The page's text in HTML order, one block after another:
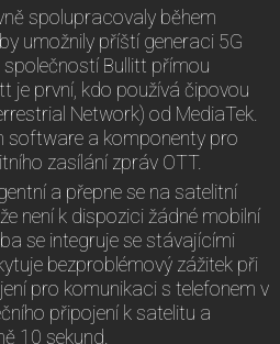
spolupracovaly během
umožnily příští generaci 5G
Bullitt přímou
je první, kdo používá čipovou
Network) od MediaTek.
software a komponenty pro
zasílání zpráv OTT.
a přepne se na satelitní
není k dispozici žádné mobilní
se integruje se stávajícími
bezproblémový zážitek při
pro komunikaci s telefonem v
připojení k satelitu a
10 sekund.